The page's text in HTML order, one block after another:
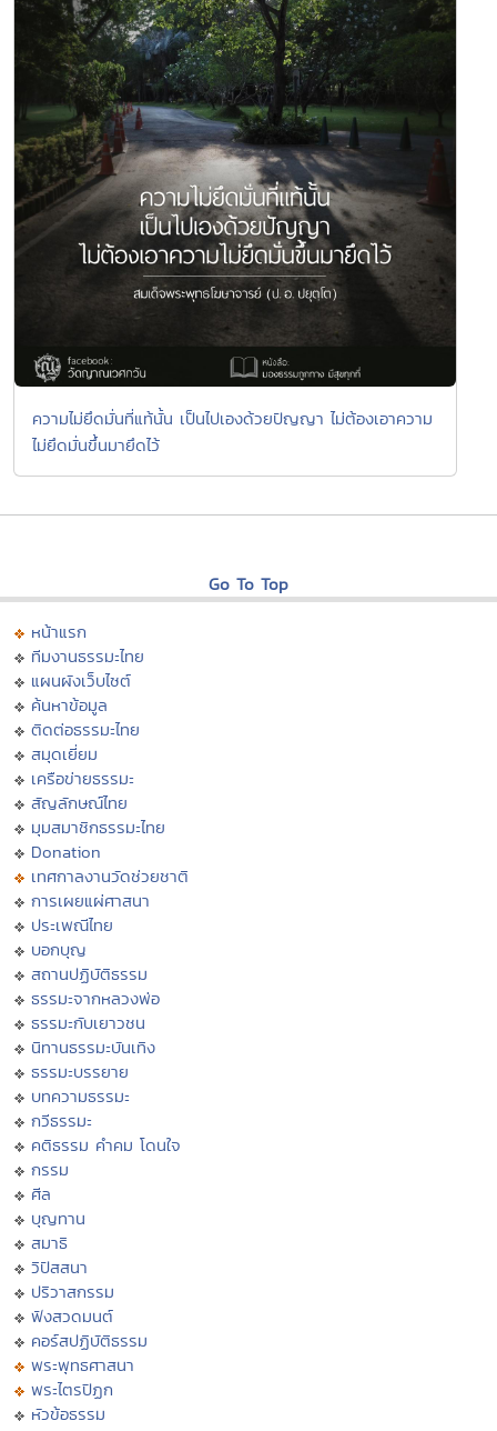
ความไม่ยึดมั่นที่แท้นั้น เป็นไปเองด้วยปัญญา ไม่ต้องเอาความ
ไม่ยึดมั่นขึ้นมายึดไว้
Go To Top
หน้าแรก
ทีมงานธรรมะไทย
แผนผังเว็บไซต์
ค้นหาข้อมูล
ติดต่อธรรมะไทย
สมุดเยี่ยม
เครือข่ายธรรมะ
สัญลักษณ์ไทย
มุมสมาชิกธรรมะไทย
Donation
เทศกาลงานวัดช่วยชาติ
การเผยแผ่ศาสนา
ประเพณีไทย
บอกบุญ
สถานปฏิบัติธรรม
ธรรมะจากหลวงพ่อ
ธรรมะกับเยาวชน
นิทานธรรมะบันเทิง
ธรรมะบรรยาย
บทความธรรมะ
กวีธรรมะ
คติธรรม คำคม โดนใจ
กรรม
ศีล
บุญทาน
สมาธิ
วิปัสสนา
ปริวาสกรรม
ฟังสวดมนต์
คอร์สปฏิบัติธรรม
พระพุทธศาสนา
พระไตรปิฏก
หัวข้อธรรม